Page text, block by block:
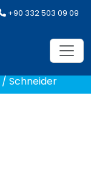
+90 332 503 09 09
/ Schneider